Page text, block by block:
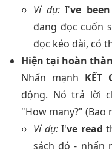
Ví dụ:I've
đang đọc cuốn
đọc kéo dài, có
Hiện tại hoàn
Nhấn mạnh KẾT
động. Nó trả lời
"How many?" (Bao
Ví dụ:I've read
sách đó - nhấn